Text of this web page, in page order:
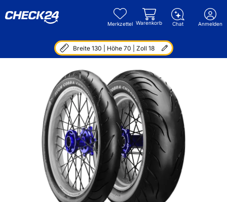
Merkzettel Warenkorb Chat Anmelden
Breite 130 | Höhe 70 | Zoll 18